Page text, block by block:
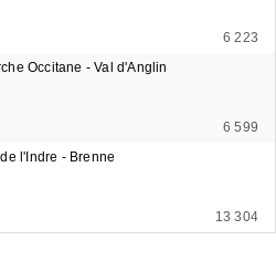
6 223
Occitane - Val d'Anglin
6 599
l'Indre - Brenne
13 304